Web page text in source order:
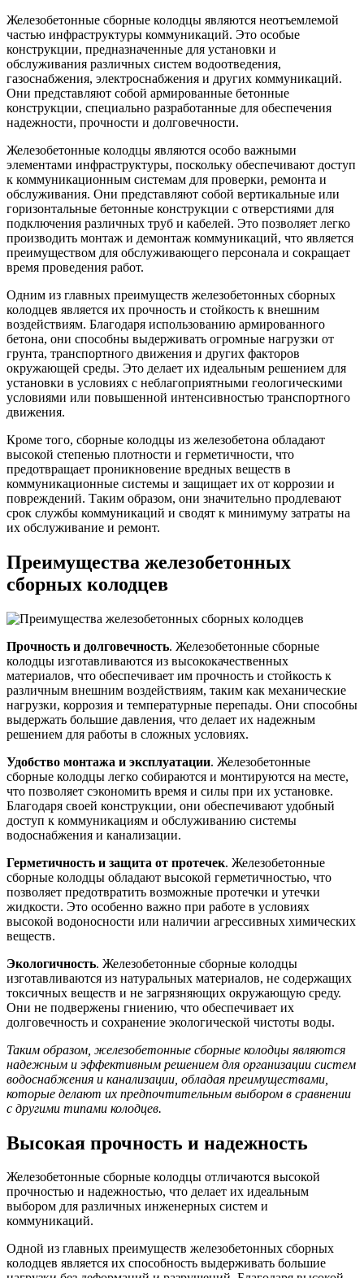
Железобетонные сборные колодцы являются неотъемлемой
частью инфраструктуры коммуникаций. Это особые
конструкции, предназначенные для установки и
обслуживания различных систем водоотведения,
газоснабжения, электроснабжения и других коммуникаций.
Они представляют собой армированные бетонные
конструкции, специально разработанные для обеспечения
надежности, прочности и долговечности.
Железобетонные колодцы являются особо важными
элементами инфраструктуры, поскольку обеспечивают доступ
к коммуникационным системам для проверки, ремонта и
обслуживания. Они представляют собой вертикальные или
горизонтальные бетонные конструкции с отверстиями для
подключения различных труб и кабелей. Это позволяет легко
производить монтаж и демонтаж коммуникаций, что является
преимуществом для обслуживающего персонала и сокращает
время проведения работ.
Одним из главных преимуществ железобетонных сборных
колодцев является их прочность и стойкость к внешним
воздействиям. Благодаря использованию армированного
бетона, они способны выдерживать огромные нагрузки от
грунта, транспортного движения и других факторов
окружающей среды. Это делает их идеальным решением для
установки в условиях с неблагоприятными геологическими
условиями или повышенной интенсивностью транспортного
движения.
Кроме того, сборные колодцы из железобетона обладают
высокой степенью плотности и герметичности, что
предотвращает проникновение вредных веществ в
коммуникационные системы и защищает их от коррозии и
повреждений. Таким образом, они значительно продлевают
срок службы коммуникаций и сводят к минимуму затраты на
их обслуживание и ремонт.
Преимущества железобетонных
сборных колодцев
Прочность и долговечность. Железобетонные сборные
колодцы изготавливаются из высококачественных
материалов, что обеспечивает им прочность и стойкость к
различным внешним воздействиям, таким как механические
нагрузки, коррозия и температурные перепады. Они способны
выдержать большие давления, что делает их надежным
решением для работы в сложных условиях.
Удобство монтажа и эксплуатации. Железобетонные
сборные колодцы легко собираются и монтируются на месте,
что позволяет сэкономить время и силы при их установке.
Благодаря своей конструкции, они обеспечивают удобный
доступ к коммуникациям и обслуживанию системы
водоснабжения и канализации.
Герметичность и защита от протечек. Железобетонные
сборные колодцы обладают высокой герметичностью, что
позволяет предотвратить возможные протечки и утечки
жидкости. Это особенно важно при работе в условиях
высокой водоносности или наличии агрессивных химических
веществ.
Экологичность. Железобетонные сборные колодцы
изготавливаются из натуральных материалов, не содержащих
токсичных веществ и не загрязняющих окружающую среду.
Они не подвержены гниению, что обеспечивает их
долговечность и сохранение экологической чистоты воды.
Таким образом, железобетонные сборные колодцы являются
надежным и эффективным решением для организации систем
водоснабжения и канализации, обладая преимуществами,
которые делают их предпочтительным выбором в сравнении
с другими типами колодцев.
Высокая прочность и надежность
Железобетонные сборные колодцы отличаются высокой
прочностью и надежностью, что делает их идеальным
выбором для различных инженерных систем и
коммуникаций.
Одной из главных преимуществ железобетонных сборных
колодцев является их способность выдерживать большие